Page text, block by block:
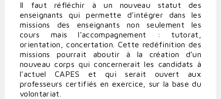
Il faut réfléchir à un nouveau statut des
enseignants qui permette d’intégrer dans les
missions des enseignants non seulement les
cours mais l’accompagnement : tutorat,
orientation, concertation. Cette redéfinition des
missions pourrait aboutir à la création d’un
nouveau corps qui concernerait les candidats à
l’actuel CAPES et qui serait ouvert aux
professeurs certifiés en exercice, sur la base du
volontariat.